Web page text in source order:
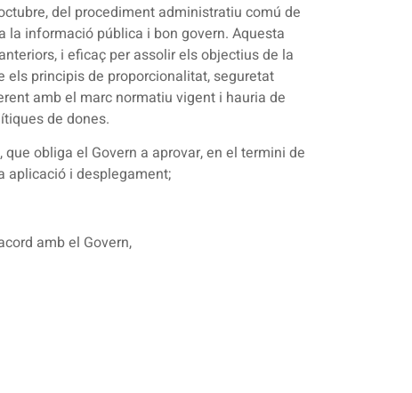
del procediment administratiu comú de
la informació pública i bon govern. Aquesta
i eficaç per assolir els objectius de la
els principis de proporcionalitat, seguretat
amb el marc normatiu vigent i hauria de
de dones.
obliga el Govern a aprovar, en el termini de
aplicació i desplegament;
amb el Govern,